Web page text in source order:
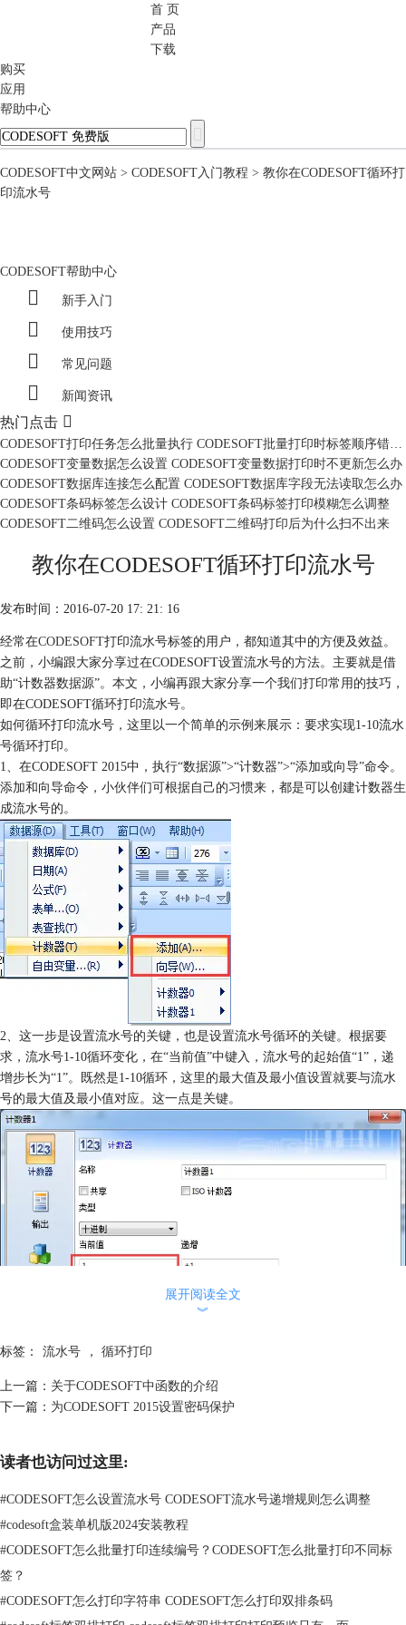
首 页
产品
下载
购买
应用
帮助中心
CODESOFT中文网站 > CODESOFT入门教程 > 教你在CODESOFT循环打
印流水号
CODESOFT帮助中心
 新手入门
 使用技巧
 常见问题
 新闻资讯
热门点击 
CODESOFT打印任务怎么批量执行 CODESOFT批量打印时标签顺序错乱怎么办
CODESOFT变量数据怎么设置 CODESOFT变量数据打印时不更新怎么办
CODESOFT数据库连接怎么配置 CODESOFT数据库字段无法读取怎么办
CODESOFT条码标签怎么设计 CODESOFT条码标签打印模糊怎么调整
CODESOFT二维码怎么设置 CODESOFT二维码打印后为什么扫不出来
教你在CODESOFT循环打印流水号
发布时间：2016-07-20 17: 21: 16
经常在CODESOFT打印流水号标签的用户，都知道其中的方便及效益。
之前，小编跟大家分享过在CODESOFT设置流水号的方法。主要就是借
助“计数器数据源”。本文，小编再跟大家分享一个我们打印常用的技巧，
即在CODESOFT循环打印流水号。
如何循环打印流水号，这里以一个简单的示例来展示：要求实现1-10流水
号循环打印。
1、在CODESOFT 2015中，执行“数据源”>“计数器”>“添加或向导”命令。
添加和向导命令，小伙伴们可根据自己的习惯来，都是可以创建计数器生
成流水号的。
2、这一步是设置流水号的关键，也是设置流水号循环的关键。根据要
求，流水号1-10循环变化，在“当前值”中键入，流水号的起始值“1”，递
增步长为“1”。既然是1-10循环，这里的最大值及最小值设置就要与流水
号的最大值及最小值对应。这一点是关键。
用此选项时，另一个计数器复位后就会发生计数器增量。列表允许您从之
器，并进行复杂的计数。
3、设置完成后单击确定，我们在标签中以文本形式放置，然后单击打
印，设置标签总数，然后预览看看第10个和第11个标签对比：
展开阅读全文
︾
标签： 流水号 ， 循环打印
上一篇： 关于CODESOFT中函数的介绍
下一篇： 为CODESOFT 2015设置密码保护
读者也访问过这里:
#CODESOFT怎么设置流水号 CODESOFT流水号递增规则怎么调整
#codesoft盒装单机版2024安装教程
#CODESOFT怎么批量打印连续编号？CODESOFT怎么批量打印不同标
签？
#CODESOFT怎么打印字符串 CODESOFT怎么打印双排条码